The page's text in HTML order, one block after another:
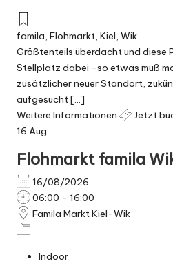
e
famila, Flohmarkt, Kiel, Wik
Größtenteils überdacht und diese
Stellplatz dabei -so etwas muß
zusätzlicher neuer Standort,
aufgesucht [...]
Weitere Informationen
Jetzt
16 Aug.
Flohmarkt famila
16/08/2026
06:00 - 16:00
Famila Markt Kiel-Wik
Indoor